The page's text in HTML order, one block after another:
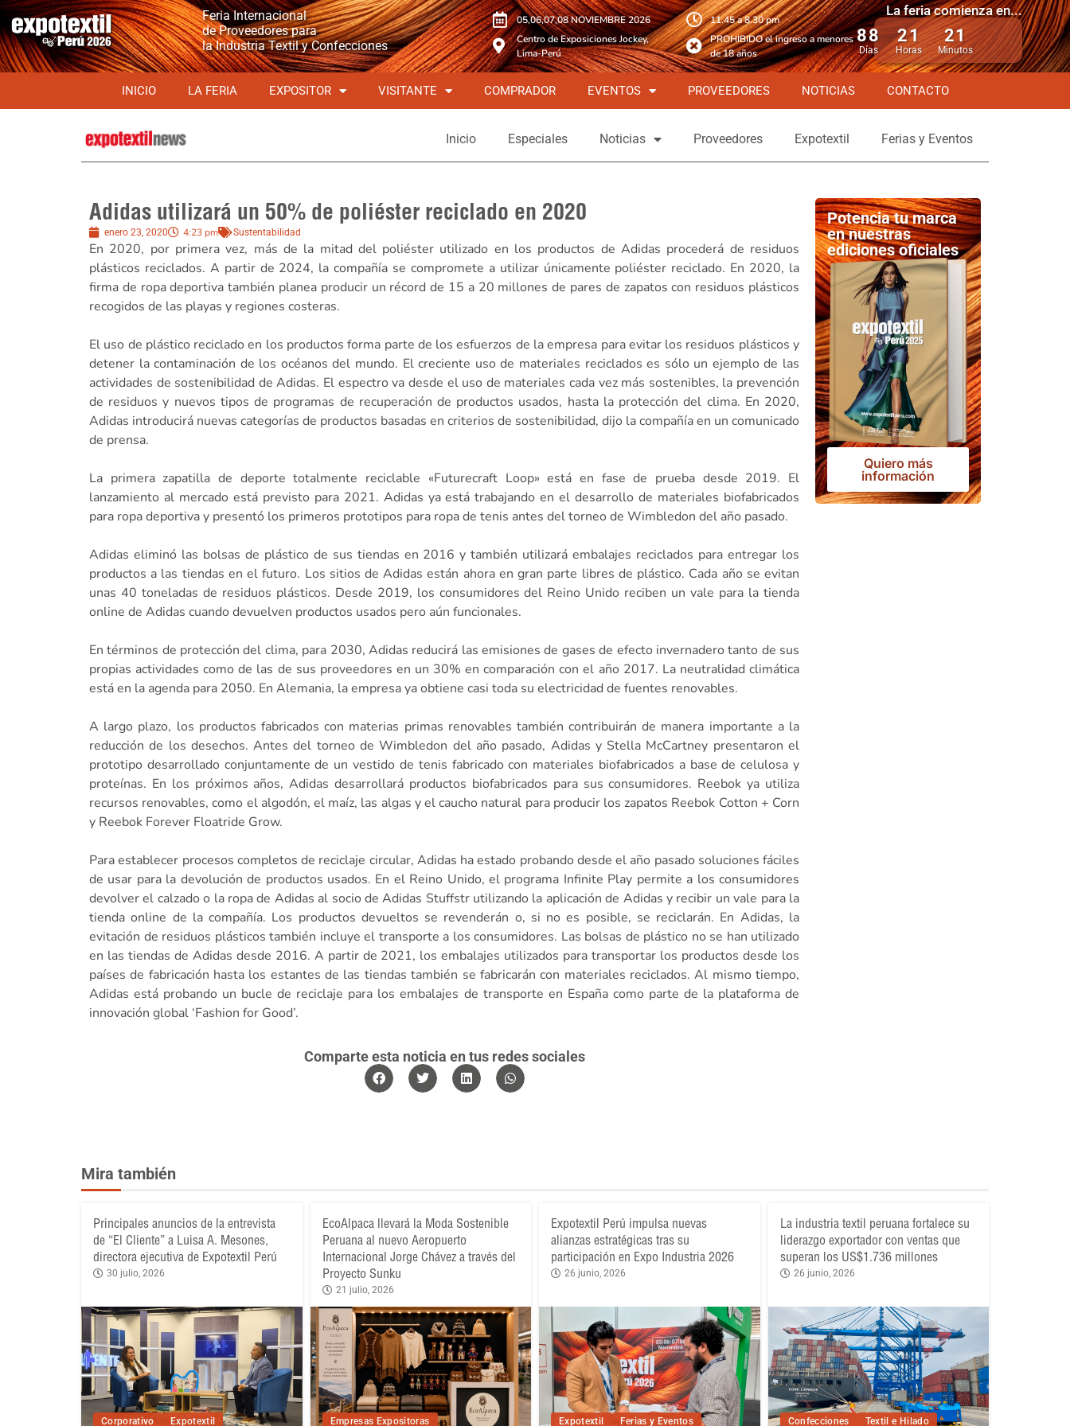
Feria Internacional
de Proveedores para
la Industria Textil y Confecciones
05,06,07,08 NOVIEMBRE 2026
Centro de Exposiciones Jockey,
Lima-Perú
11.45 a 8.30 pm
PROHIBIDO el ingreso a menores
de 18 años
La feria comienza en...
88
Días
21
Horas
21
Minutos
INICIO LA FERIA EXPOSITOR VISITANTE COMPRADOR EVENTOS PROVEEDORES NOTICIAS CONTACTO
Inicio Especiales Noticias Proveedores Expotextil Ferias y Eventos
Adidas utilizará un 50% de poliéster reciclado en 2020
enero 23, 2020 4:23 pm Sustentabilidad
En 2020, por primera vez, más de la mitad del poliéster utilizado en los productos de Adidas procederá de residuos
plásticos reciclados. A partir de 2024, la compañía se compromete a utilizar únicamente poliéster reciclado. En 2020, la
firma de ropa deportiva también planea producir un récord de 15 a 20 millones de pares de zapatos con residuos plásticos
recogidos de las playas y regiones costeras.
El uso de plástico reciclado en los productos forma parte de los esfuerzos de la empresa para evitar los residuos plásticos y
detener la contaminación de los océanos del mundo. El creciente uso de materiales reciclados es sólo un ejemplo de las
actividades de sostenibilidad de Adidas. El espectro va desde el uso de materiales cada vez más sostenibles, la prevención
de residuos y nuevos tipos de programas de recuperación de productos usados, hasta la protección del clima. En 2020,
Adidas introducirá nuevas categorías de productos basadas en criterios de sostenibilidad, dijo la compañía en un comunicado
de prensa.
La primera zapatilla de deporte totalmente reciclable «Futurecraft Loop» está en fase de prueba desde 2019. El
lanzamiento al mercado está previsto para 2021. Adidas ya está trabajando en el desarrollo de materiales biofabricados
para ropa deportiva y presentó los primeros prototipos para ropa de tenis antes del torneo de Wimbledon del año pasado.
Adidas eliminó las bolsas de plástico de sus tiendas en 2016 y también utilizará embalajes reciclados para entregar los
productos a las tiendas en el futuro. Los sitios de Adidas están ahora en gran parte libres de plástico. Cada año se evitan
unas 40 toneladas de residuos plásticos. Desde 2019, los consumidores del Reino Unido reciben un vale para la tienda
online de Adidas cuando devuelven productos usados pero aún funcionales.
En términos de protección del clima, para 2030, Adidas reducirá las emisiones de gases de efecto invernadero tanto de sus
propias actividades como de las de sus proveedores en un 30% en comparación con el año 2017. La neutralidad climática
está en la agenda para 2050. En Alemania, la empresa ya obtiene casi toda su electricidad de fuentes renovables.
A largo plazo, los productos fabricados con materias primas renovables también contribuirán de manera importante a la
reducción de los desechos. Antes del torneo de Wimbledon del año pasado, Adidas y Stella McCartney presentaron el
prototipo desarrollado conjuntamente de un vestido de tenis fabricado con materiales biofabricados a base de celulosa y
proteínas. En los próximos años, Adidas desarrollará productos biofabricados para sus consumidores. Reebok ya utiliza
recursos renovables, como el algodón, el maíz, las algas y el caucho natural para producir los zapatos Reebok Cotton + Corn
y Reebok Forever Floatride Grow.
Para establecer procesos completos de reciclaje circular, Adidas ha estado probando desde el año pasado soluciones fáciles
de usar para la devolución de productos usados. En el Reino Unido, el programa Infinite Play permite a los consumidores
devolver el calzado o la ropa de Adidas al socio de Adidas Stuffstr utilizando la aplicación de Adidas y recibir un vale para la
tienda online de la compañía. Los productos devueltos se revenderán o, si no es posible, se reciclarán. En Adidas, la
evitación de residuos plásticos también incluye el transporte a los consumidores. Las bolsas de plástico no se han utilizado
en las tiendas de Adidas desde 2016. A partir de 2021, los embalajes utilizados para transportar los productos desde los
países de fabricación hasta los estantes de las tiendas también se fabricarán con materiales reciclados. Al mismo tiempo,
Adidas está probando un bucle de reciclaje para los embalajes de transporte en España como parte de la plataforma de
innovación global ‘Fashion for Good’.
Comparte esta noticia en tus redes sociales
Potencia tu marca
en nuestras
ediciones oficiales
Quiero más
información
Mira también
Corporativo Expotextil
Principales anuncios de la entrevista
de “El Cliente” a Luisa A. Mesones,
directora ejecutiva de Expotextil Perú
30 julio, 2026
Empresas Expositoras
EcoAlpaca llevará la Moda Sostenible
Peruana al nuevo Aeropuerto
Internacional Jorge Chávez a través del
Proyecto Sunku
21 julio, 2026
Expotextil Ferias y Eventos
Expotextil Perú impulsa nuevas
alianzas estratégicas tras su
participación en Expo Industria 2026
26 junio, 2026
Confecciones Textil e Hilado
La industria textil peruana fortalece su
liderazgo exportador con ventas que
superan los US$1.736 millones
26 junio, 2026